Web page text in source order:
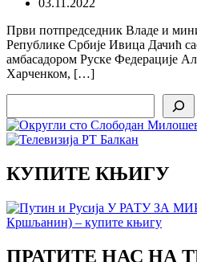
03.11.2022
Први потпредседник Владе и
Републике Србије Ивица Дачић
амбасадором Руске Федерације
Харченком, […]
КУПИТЕ КЊИГУ
ПРАТИТЕ НАС НА